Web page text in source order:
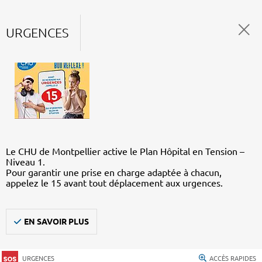
URGENCES
Le CHU de Montpellier active le Plan Hôpital en Tension –
Niveau 1.
Pour garantir une prise en charge adaptée à chacun,
appelez le 15 avant tout déplacement aux urgences.
EN SAVOIR PLUS
URGENCES ACCÈS RAPIDES